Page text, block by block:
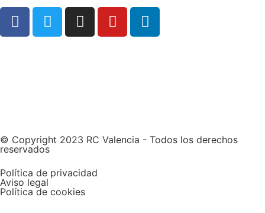
© Copyright 2023 RC Valencia - Todos los derechos
reservados
Política de privacidad
Aviso legal
Política de cookies